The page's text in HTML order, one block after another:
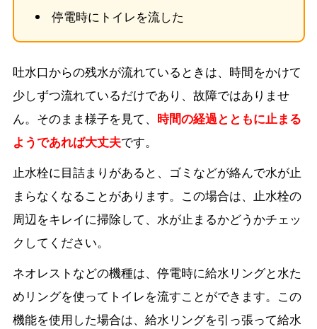
停電時にトイレを流した
吐水口からの残水が流れているときは、時間をかけて
少しずつ流れているだけであり、故障ではありませ
ん。そのまま様子を見て、 時間の経過とともに止まる
ようであれば大丈夫です。
止水栓に目詰まりがあると、ゴミなどが絡んで水が止
まらなくなることがあります。この場合は、止水栓の
周辺をキレイに掃除して、水が止まるかどうかチェッ
クしてください。
ネオレストなどの機種は、停電時に給水リングと水た
めリングを使ってトイレを流すことができます。この
機能を使用した場合は、給水リングを引っ張って給水